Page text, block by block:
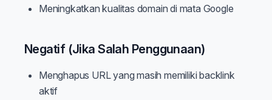
Meningkatkan kualitas domain di mata Google
Negatif (Jika Salah Penggunaan)
Menghapus URL yang masih memiliki backlink
aktif